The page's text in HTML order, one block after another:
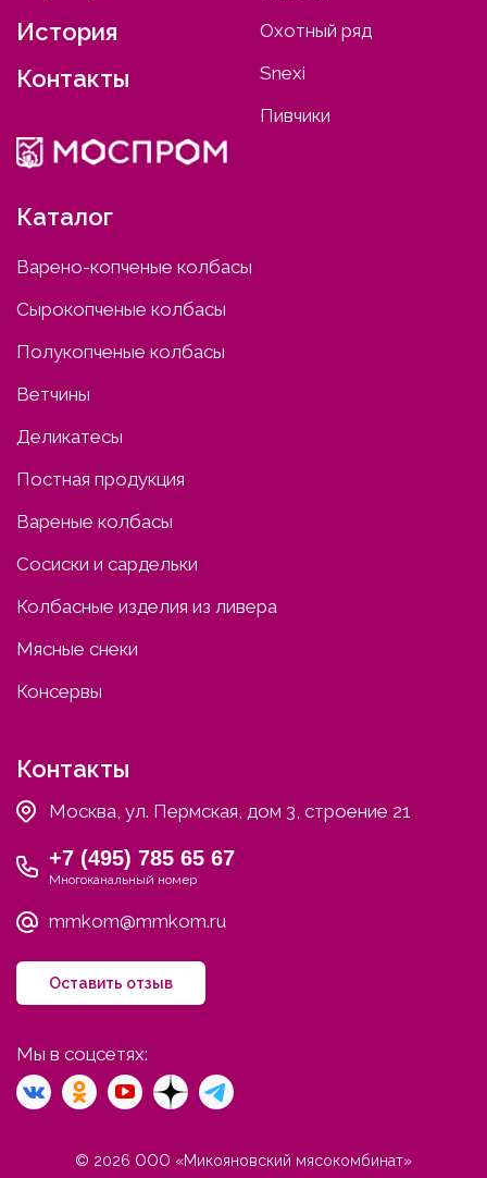
История
Контакты
Охотный ряд
Snexi
Пивчики
Каталог
Варено-копченые колбасы
Сырокопченые колбасы
Полукопченые колбасы
Ветчины
Деликатесы
Постная продукция
Вареные колбасы
Сосиски и сардельки
Колбасные изделия из ливера
Мясные снеки
Консервы
Контакты
Москва, ул. Пермская, дом 3, строение 21
+7 (495) 785 65 67
Многоканальный номер
mmkom@mmkom.ru
Оставить отзыв
Мы в соцсетях:
© 2026 ООО «Микояновский мясокомбинат»